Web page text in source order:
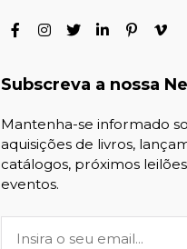
Subscreva a nossa
Mantenha-se informado
aquisições de livros,
catálogos, próximos
eventos.